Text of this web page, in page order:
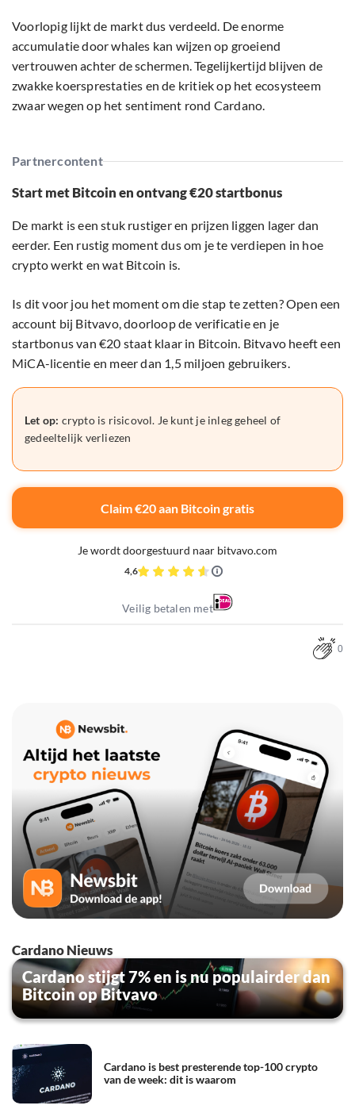
Voorlopig lijkt de markt dus verdeeld. De enorme
accumulatie door whales kan wijzen op groeiend
vertrouwen achter de schermen. Tegelijkertijd blijven de
zwakke koersprestaties en de kritiek op het ecosysteem
zwaar wegen op het sentiment rond Cardano.
Partnercontent
Start met Bitcoin en ontvang €20 startbonus
De markt is een stuk rustiger en prijzen liggen lager dan
eerder. Een rustig moment dus om je te verdiepen in hoe
crypto werkt en wat Bitcoin is.
Is dit voor jou het moment om die stap te zetten? Open een
account bij Bitvavo, doorloop de verificatie en je
startbonus van €20 staat klaar in Bitcoin. Bitvavo heeft een
MiCA-licentie en meer dan 1,5 miljoen gebruikers.
Let op: crypto is risicovol. Je kunt je inleg geheel of
gedeeltelijk verliezen
Claim €20 aan Bitcoin gratis
Je wordt doorgestuurd naar bitvavo.com
4,6
Veilig betalen met
0
Cardano Nieuws
Cardano stijgt 7% en is nu populairder dan
Bitcoin op Bitvavo
Cardano is best presterende top-100 crypto
van de week: dit is waarom